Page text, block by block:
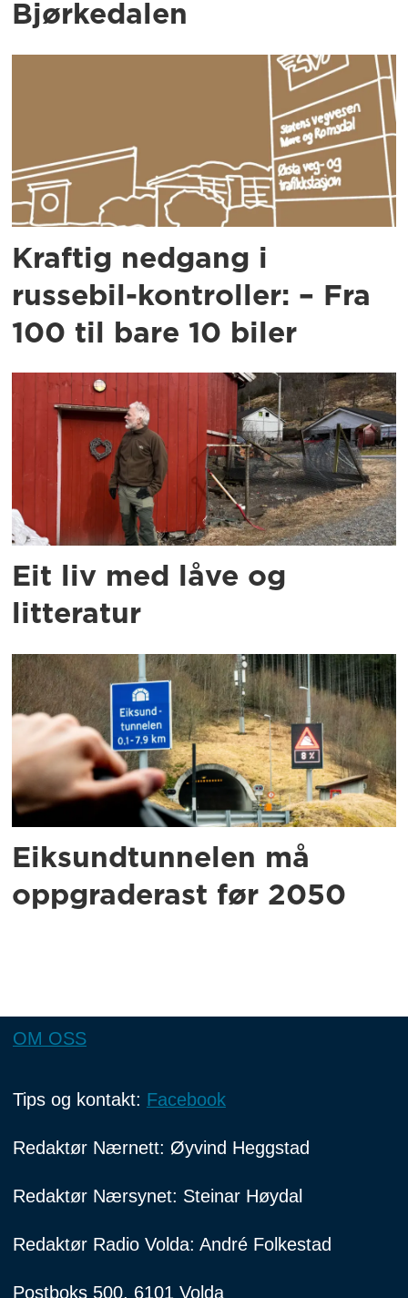
Bjørkedalen
Kraftig nedgang i
russebil-kontroller: – Fra
100 til bare 10 biler
Eit liv med låve og
litteratur
Eiksundtunnelen må
oppgraderast før 2050
OM OSS
Tips og kontakt: Facebook
Redaktør Nærnett: Øyvind Heggstad
Redaktør Nærsynet: Steinar Høydal
Redaktør Radio Volda: André Folkestad
Postboks 500, 6101 Volda